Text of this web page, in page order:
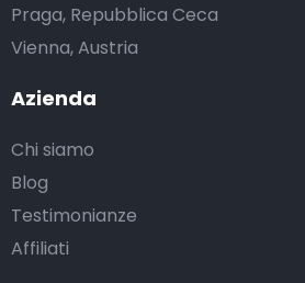
Azienda
Chi siamo
Blog
Testimonianze
Affiliati
Praga, Repubblica Ceca
Vienna, Austria